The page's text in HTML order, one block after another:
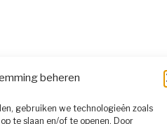
beheren
gebruiken we technologieën zoals
te slaan en/of te openen. Door